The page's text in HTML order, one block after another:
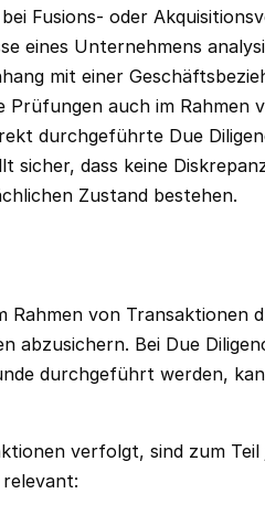
Fusions- oder
eines Unternehmens
mit einer
auch im Rahmen
durchgeführte Due
sicher, dass keine
Zustand bestehen.
Rahmen von Transaktionen
abzusichern. Bei Due
durchgeführt werden,
verfolgt, sind zum